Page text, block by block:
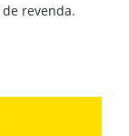
revenda.